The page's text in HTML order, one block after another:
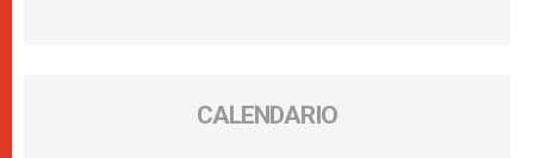
CALENDARIO